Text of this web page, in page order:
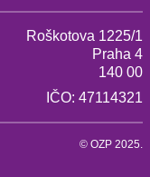
Roškotova 1225/1
Praha 4
140 00
IČO: 47114321
© OZP 2025.